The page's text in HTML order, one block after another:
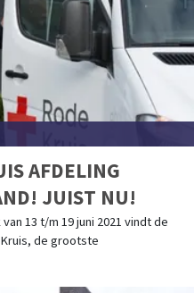
AFDELING
JUIST NU!
van 13 t/m 19 juni 2021 vindt de
de grootste